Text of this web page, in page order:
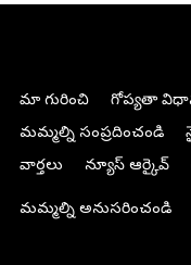
మా గురించి గోప్యతా
మమ్మల్ని సంప్రదించండి
వార్తలు
న్యూస్ ఆర్కైవ్
మమ్మల్ని అనుసరించండి